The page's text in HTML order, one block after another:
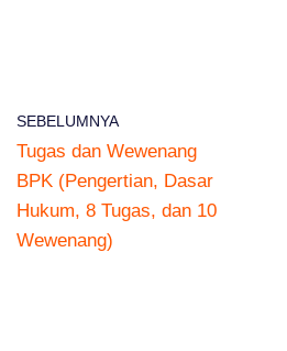
SEBELUMNYA
Tugas dan Wewenang
BPK (Pengertian, Dasar
Hukum, 8 Tugas, dan 10
Wewenang)